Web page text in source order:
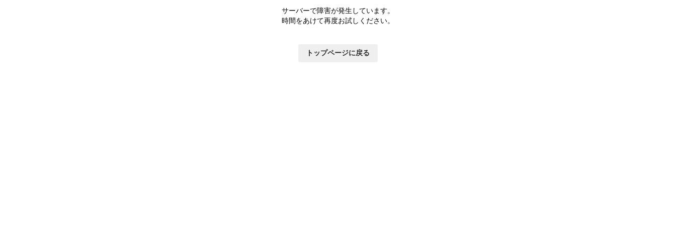
サーバーで障害が発生しています。
時間をあけて再度お試しください。
トップページに戻る